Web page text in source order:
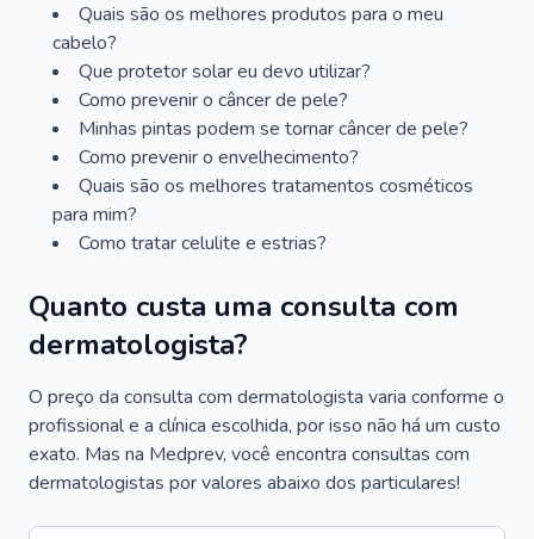
Quais são os melhores produtos para o meu
cabelo?
Que protetor solar eu devo utilizar?
Como prevenir o câncer de pele?
Minhas pintas podem se tornar câncer de pele?
Como prevenir o envelhecimento?
Quais são os melhores tratamentos cosméticos
para mim?
Como tratar celulite e estrias?
Quanto custa uma consulta com
dermatologista?
O preço da consulta com dermatologista varia conforme o
profissional e a clínica escolhida, por isso não há um custo
exato. Mas na Medprev, você encontra consultas com
dermatologistas por valores abaixo dos particulares!